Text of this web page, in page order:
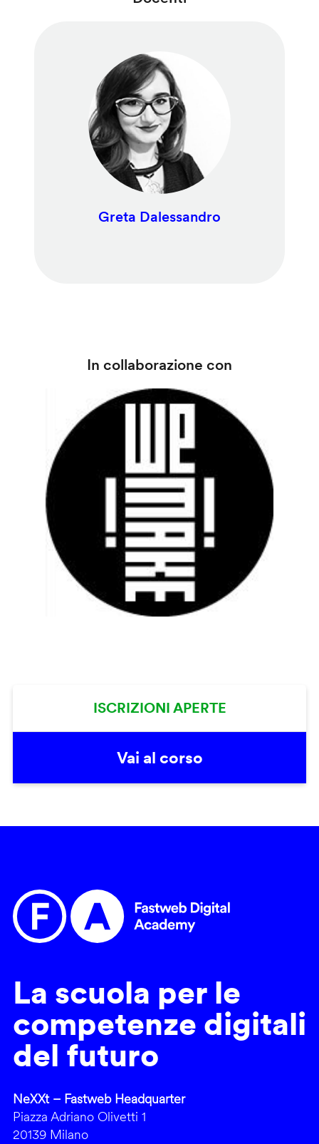
Greta Dalessandro
In collaborazione con
ISCRIZIONI APERTE
Vai al corso
La scuola per le
competenze digitali
del futuro
NeXXt – Fastweb Headquarter
Piazza Adriano Olivetti 1
20139 Milano